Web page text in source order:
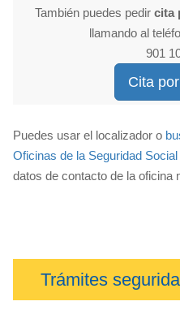
También puedes pedir cita
llamando al
901
Cita
Puedes usar el localizador o
Oficinas de la Seguridad Social
datos de contacto de la oficina
Trámites